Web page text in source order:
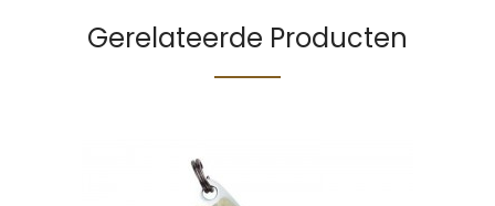
Gerelateerde Producten